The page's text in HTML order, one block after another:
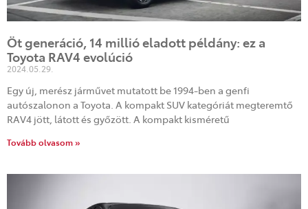
Öt generáció, 14 millió eladott példány: ez a
Toyota RAV4 evolúció
2024.05.29.
Egy új, merész járművet mutatott be 1994-ben a genfi
autószalonon a Toyota. A kompakt SUV kategóriát megteremtő
RAV4 jött, látott és győzött. A kompakt kisméretű
Tovább olvasom »